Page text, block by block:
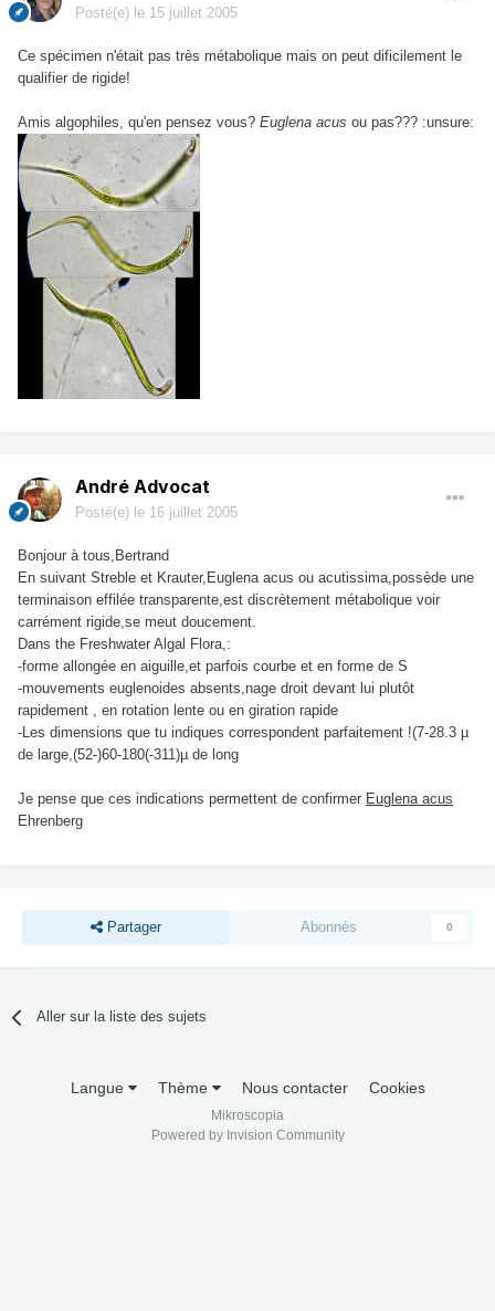
Posté(e) le 15 juillet 2005
Ce spécimen n'était pas très métabolique mais on peut dificilement le
qualifier de rigide!
Amis algophiles, qu'en pensez vous? Euglena acus ou pas??? :unsure:
André Advocat
Posté(e) le 16 juillet 2005
Bonjour à tous,Bertrand
En suivant Streble et Krauter,Euglena acus ou acutissima,possède une
terminaison effilée transparente,est discrètement métabolique voir
carrément rigide,se meut doucement.
Dans the Freshwater Algal Flora,:
-forme allongée en aiguille,et parfois courbe et en forme de S
-mouvements euglenoides absents,nage droit devant lui plutôt
rapidement , en rotation lente ou en giration rapide
-Les dimensions que tu indiques correspondent parfaitement !(7-28.3 µ
de large,(52-)60-180(-311)µ de long
Je pense que ces indications permettent de confirmer Euglena acus
Ehrenberg
Partager Abonnés 0
Aller sur la liste des sujets
Langue Thème Nous contacter Cookies
Mikroscopia
Powered by Invision Community